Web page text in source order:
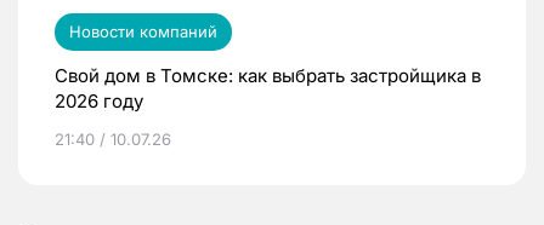
Новости компаний
Свой дом в Томске: как выбрать застройщика в
2026 году
21:40 / 10.07.26